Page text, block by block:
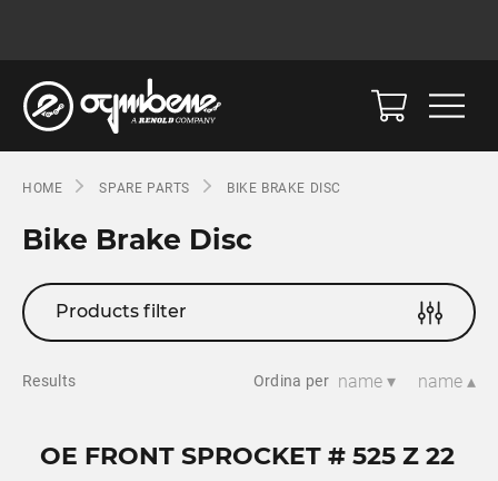
HOME SPARE PARTS BIKE BRAKE DISC
Bike Brake Disc
Products filter
Results Ordina per name ▾ name ▴
OE FRONT SPROCKET # 525 Z 22